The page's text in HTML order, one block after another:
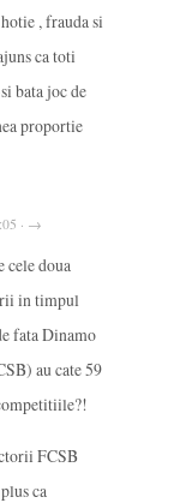
, frauda si
ca toti
bata joc de
proportie
· →
cele doua
in timpul
fata Dinamo
au cate 59
FCSB
ca